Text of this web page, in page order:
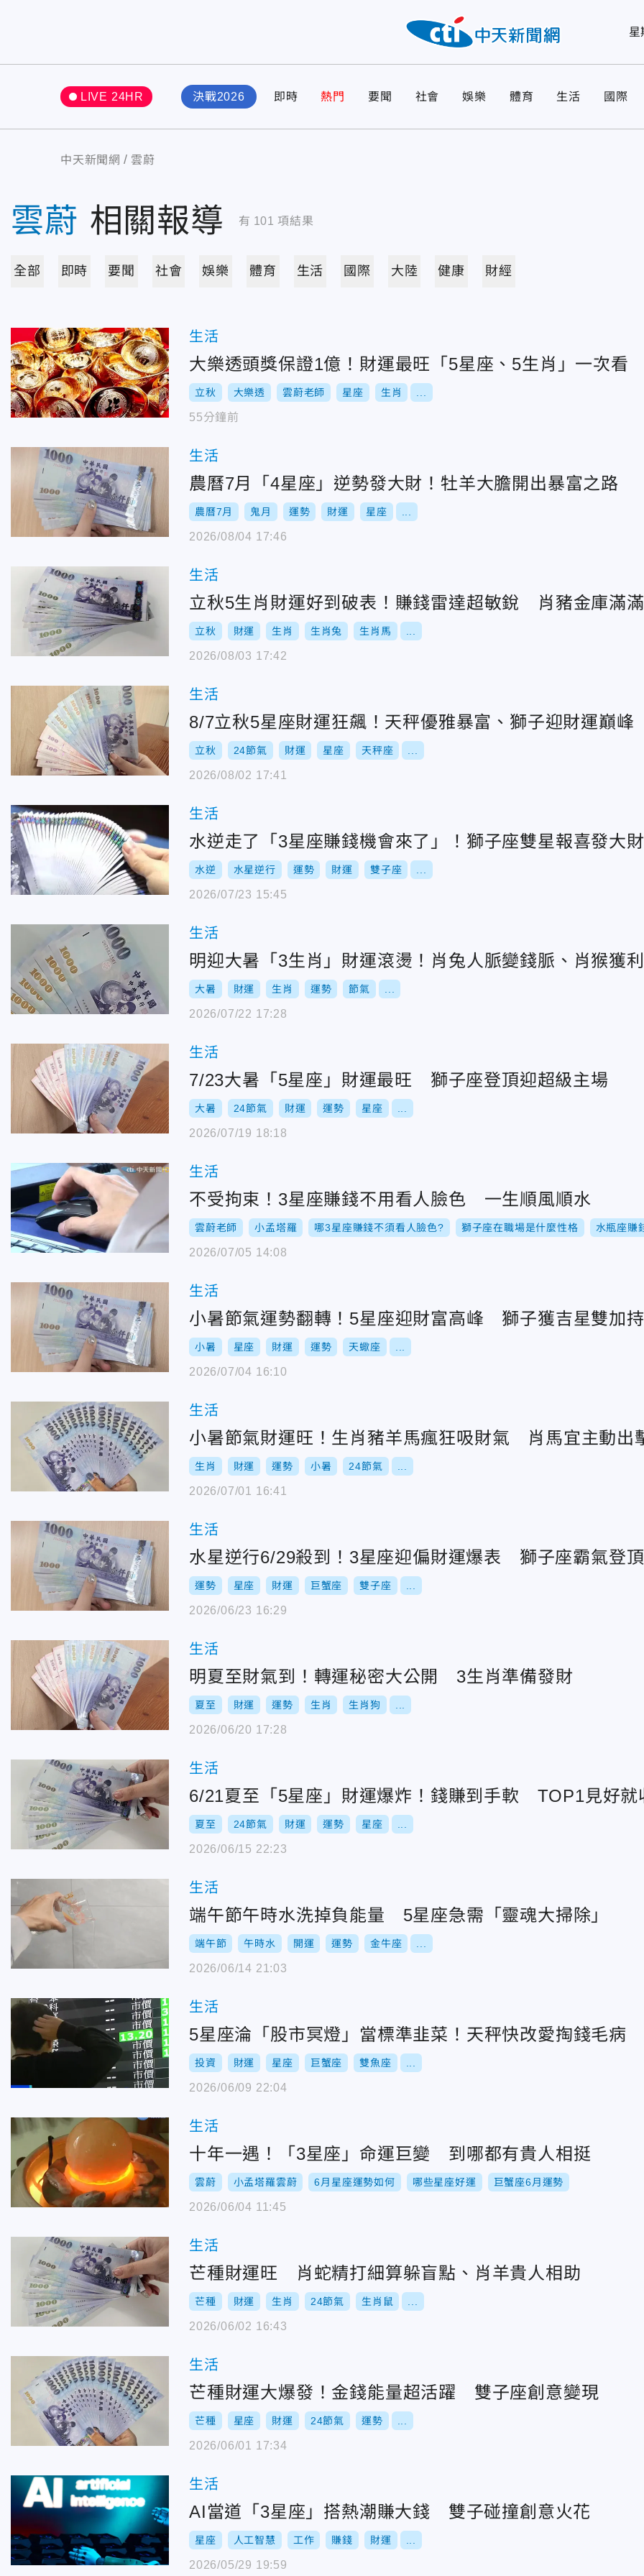
星
LIVE 24HR 決戰2026 即時 熱門 要聞 社會 娛樂 體育 生活 國際
中天新聞網 雲蔚
雲蔚 相關報導 有 101 項結果
全部 即時 要聞 社會 娛樂 體育 生活 國際 大陸 健康 財經
生活
大樂透頭獎保證1億！財運最旺「5星座、5生肖」一次看
立秋 大樂透 雲蔚老師 星座 生肖
55分鐘前
生活
農曆7月「4星座」逆勢發大財！牡羊大膽開出暴富之路
農曆7月 鬼月 運勢 財運 星座
2026/08/04 17:46
生活
立秋5生肖財運好到破表！賺錢雷達超敏銳 肖豬金庫滿滿
立秋 財運 生肖 生肖兔 生肖馬
2026/08/03 17:42
生活
8/7立秋5星座財運狂飆！天秤優雅暴富、獅子迎財運巔峰
立秋 24節氣 財運 星座 天秤座
2026/08/02 17:41
生活
水逆走了「3星座賺錢機會來了」！獅子座雙星報喜發大財
水逆 水星逆行 運勢 財運 雙子座
2026/07/23 15:45
生活
明迎大暑「3生肖」財運滾燙！肖兔人脈變錢脈、肖猴獲
大暑 財運 生肖 運勢 節氣
2026/07/22 17:28
生活
7/23大暑「5星座」財運最旺 獅子座登頂迎超級主場
大暑 24節氣 財運 運勢 星座
2026/07/19 18:18
生活
不受拘束！3星座賺錢不用看人臉色 一生順風順水
雲蔚老師 小孟塔羅 哪3星座賺錢不須看人臉色? 獅子座在職場是什麼性格 水瓶座賺
2026/07/05 14:08
生活
小暑節氣運勢翻轉！5星座迎財富高峰 獅子獲吉星雙加持
小暑 星座 財運 運勢 天蠍座
2026/07/04 16:10
生活
小暑節氣財運旺！生肖豬羊馬瘋狂吸財氣 肖馬宜主動出
生肖 財運 運勢 小暑 24節氣
2026/07/01 16:41
生活
水星逆行6/29殺到！3星座迎偏財運爆表 獅子座霸氣登頂
運勢 星座 財運 巨蟹座 雙子座
2026/06/23 16:29
生活
明夏至財氣到！轉運秘密大公開 3生肖準備發財
夏至 財運 運勢 生肖 生肖狗
2026/06/20 17:28
生活
6/21夏至「5星座」財運爆炸！錢賺到手軟 TOP1見好就
夏至 24節氣 財運 運勢 星座
2026/06/15 22:23
生活
端午節午時水洗掉負能量 5星座急需「靈魂大掃除」
端午節 午時水 開運 運勢 金牛座
2026/06/14 21:03
生活
5星座淪「股市冥燈」當標準韭菜！天秤快改愛掏錢毛病
投資 財運 星座 巨蟹座 雙魚座
2026/06/09 22:04
生活
十年一遇！「3星座」命運巨變 到哪都有貴人相挺
雲蔚 小孟塔羅雲蔚 6月星座運勢如何 哪些星座好運 巨蟹座6月運勢
2026/06/04 11:45
生活
芒種財運旺 肖蛇精打細算躲盲點、肖羊貴人相助
芒種 財運 生肖 24節氣 生肖鼠
2026/06/02 16:43
生活
芒種財運大爆發！金錢能量超活躍 雙子座創意變現
芒種 星座 財運 24節氣 運勢
2026/06/01 17:34
生活
AI當道「3星座」搭熱潮賺大錢 雙子碰撞創意火花
星座 人工智慧 工作 賺錢 財運
2026/05/29 19:59